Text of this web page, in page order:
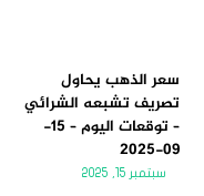
سعر الذهب يحاول
تصريف تشبعه الشرائي
– توقعات اليوم – 15-
09-2025
سبتمبر 15, 2025